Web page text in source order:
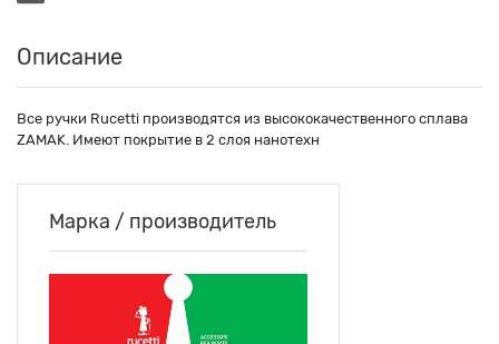
Описание
Все ручки Rucetti производятся из высококачественного сплава
ZAMAK. Имеют покрытие в 2 слоя нанотехн
Марка / производитель